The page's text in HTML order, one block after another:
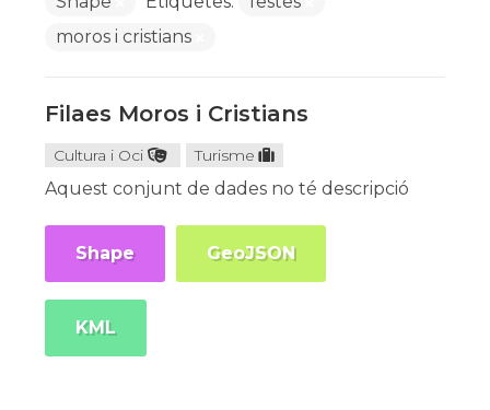
moros i cristians
Filaes Moros i Cristians
Cultura i Oci Turisme
Aquest conjunt de dades no té descripció
Shape GeoJSON
KML